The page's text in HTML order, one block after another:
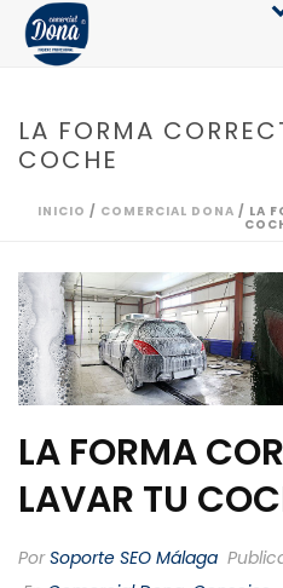
LA FORMA
COCHE
INICIO / COMERCIAL DONA / LA
LA FORMA
LAVAR TU
PorSoporte SEO Málaga